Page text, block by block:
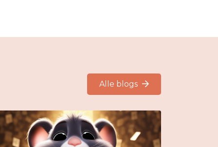
Alle blogs